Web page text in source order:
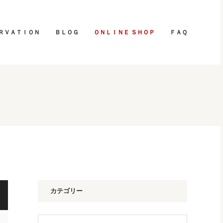
ＶＡＴＩＯＮ ＢＬＯＧ ＯＮＬＩＮＥ ＳＨＯＰ ＦＡＱ
カテゴリー